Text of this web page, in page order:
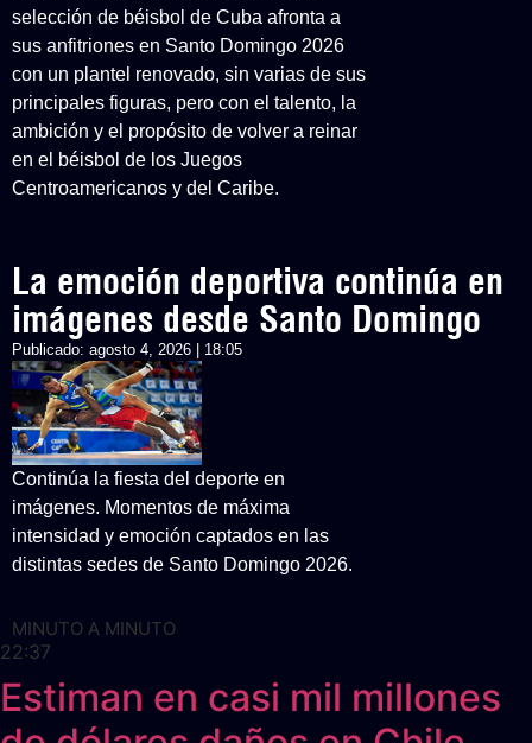
selección de béisbol de Cuba afronta a
sus anfitriones en Santo Domingo 2026
con un plantel renovado, sin varias de sus
principales figuras, pero con el talento, la
ambición y el propósito de volver a reinar
en el béisbol de los Juegos
Centroamericanos y del Caribe.
La emoción deportiva continúa en
imágenes desde Santo Domingo
Publicado: agosto 4, 2026 | 18:05
Continúa la fiesta del deporte en
imágenes. Momentos de máxima
intensidad y emoción captados en las
distintas sedes de Santo Domingo 2026.
MINUTO A MINUTO
22:37
Estiman en casi mil millones